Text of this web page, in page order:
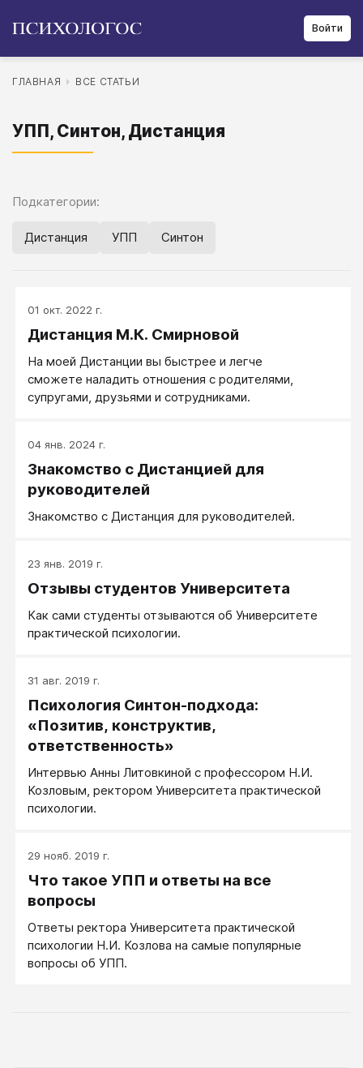
Войти
ГЛАВНАЯ ВСЕ СТАТЬИ
УПП, Синтон, Дистанция
Подкатегории:
Дистанция УПП Синтон
01 окт. 2022 г.
Дистанция М.К. Смирновой
На моей Дистанции вы быстрее и легче
сможете наладить отношения с родителями,
супругами, друзьями и сотрудниками.
04 янв. 2024 г.
Знакомство с Дистанцией для
руководителей
Знакомство с Дистанция для руководителей.
23 янв. 2019 г.
Отзывы студентов Университета
Как сами студенты отзываются об Университете
практической психологии.
31 авг. 2019 г.
Психология Синтон-подхода:
«Позитив, конструктив,
ответственность»
Интервью Анны Литовкиной с профессором Н.И.
Козловым, ректором Университета практической
психологии.
29 нояб. 2019 г.
Что такое УПП и ответы на все
вопросы
Ответы ректора Университета практической
психологии Н.И. Козлова на самые популярные
вопросы об УПП.